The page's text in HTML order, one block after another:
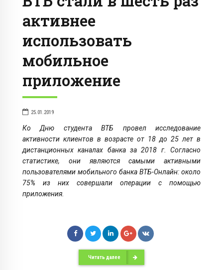
активнее
использовать
мобильное
приложение
25.01.2019
Ко Дню студента ВТБ провел исследование
активности клиентов в возрасте от 18 до 25 лет в
дистанционных каналах банка за 2018 г. Согласно
статистике, они являются самыми активными
пользователями мобильного банка ВТБ-Онлайн: около
75% из них совершали операции с помощью
приложения.
Читать далее